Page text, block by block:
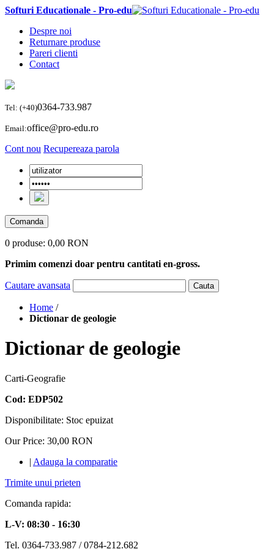
Softuri Educationale - Pro-edu
Despre noi
Returnare produse
Pareri clienti
Contact
Tel: (+40)0364-733.987
Email:office@pro-edu.ro
Cont nou Recupereaza parola
Comanda
0 produse: 0,00 RON
Primim comenzi doar pentru cantitati en-gross.
Cautare avansata Cauta
Home /
Dictionar de geologie
Dictionar de geologie
Carti-Geografie
Cod: EDP502
Disponibilitate: Stoc epuizat
Our Price: 30,00 RON
| Adauga la comparatie
Trimite unui prieten
Comanda rapida:
L-V: 08:30 - 16:30
Tel. 0364-733.987 / 0784-212.682